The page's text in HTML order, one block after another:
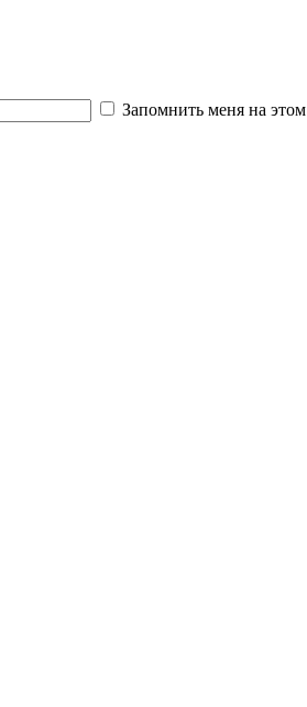
Запомнить меня на этом